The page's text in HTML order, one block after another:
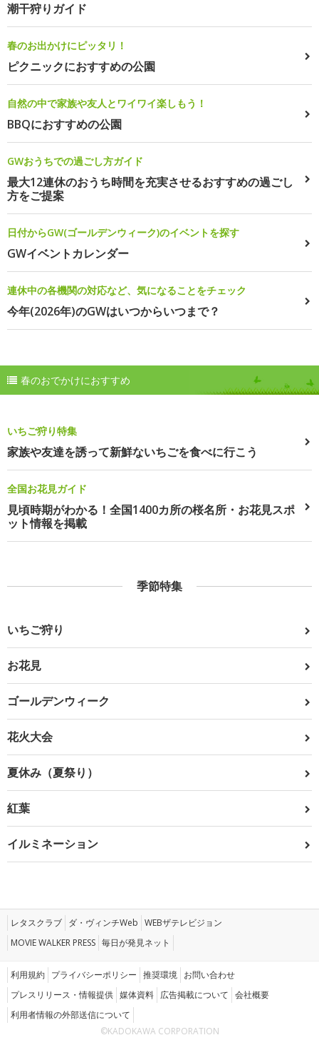
潮干狩りガイド
春のお出かけにピッタリ！
ピクニックにおすすめの公園
自然の中で家族や友人とワイワイ楽しもう！
BBQにおすすめの公園
GWおうちでの過ごし方ガイド
最大12連休のおうち時間を充実させるおすすめの過ごし
方をご提案
日付からGW(ゴールデンウィーク)のイベントを探す
GWイベントカレンダー
連休中の各機関の対応など、気になることをチェック
今年(2026年)のGWはいつからいつまで？
春のおでかけにおすすめ
いちご狩り特集
家族や友達を誘って新鮮ないちごを食べに行こう
全国お花見ガイド
見頃時期がわかる！全国1400カ所の桜名所・お花見スポ
ット情報を掲載
季節特集
いちご狩り
お花見
ゴールデンウィーク
花火大会
夏休み（夏祭り）
紅葉
イルミネーション
レタスクラブ ダ・ヴィンチWeb WEBザテレビジョン
MOVIE WALKER PRESS 毎日が発見ネット
利用規約 プライバシーポリシー 推奨環境 お問い合わせ
プレスリリース・情報提供 媒体資料 広告掲載について 会社概要
利用者情報の外部送信について
©KADOKAWA CORPORATION